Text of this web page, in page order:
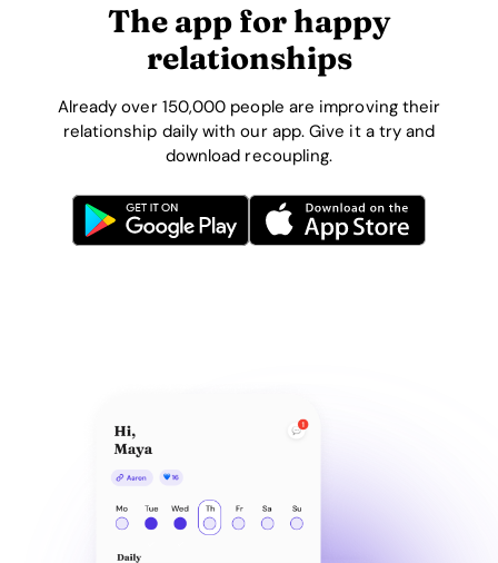
The app for happy
relationships
Already over 150,000 people are improving their
relationship daily with our app. Give it a try and
download recoupling.